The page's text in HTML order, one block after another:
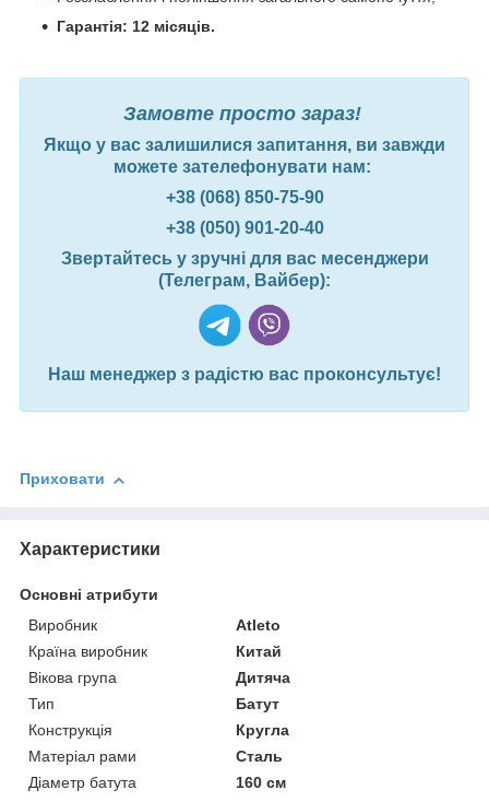
Гарантія: 12 місяців.
Замовте просто зараз!
Якщо у вас залишилися запитання, ви завжди
можете зателефонувати нам:
+38 (068) 850-75-90
+38 (050) 901-20-40
Звертайтесь у зручні для вас месенджери
(Телеграм, Вайбер):
Наш менеджер з радістю вас проконсультує!
Приховати
Характеристики
Основні атрибути
Виробник
Atleto
Країна виробник
Китай
Вікова група
Дитяча
Тип
Батут
Конструкція
Кругла
Матеріал рами
Сталь
Діаметр батута
160 см